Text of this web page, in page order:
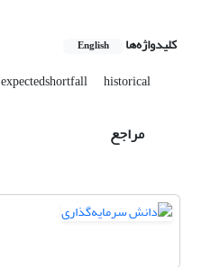
کلیدواژه‌ها English
expectedshortfall historical
مراجع